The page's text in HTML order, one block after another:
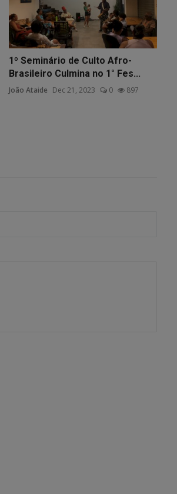
1º Seminário de Culto Afro-
Brasileiro Culmina no 1° Fes...
João Ataide Dec 21, 2023 0 897